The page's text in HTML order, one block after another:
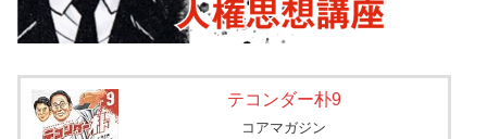
テコンダー朴9
コアマガジン